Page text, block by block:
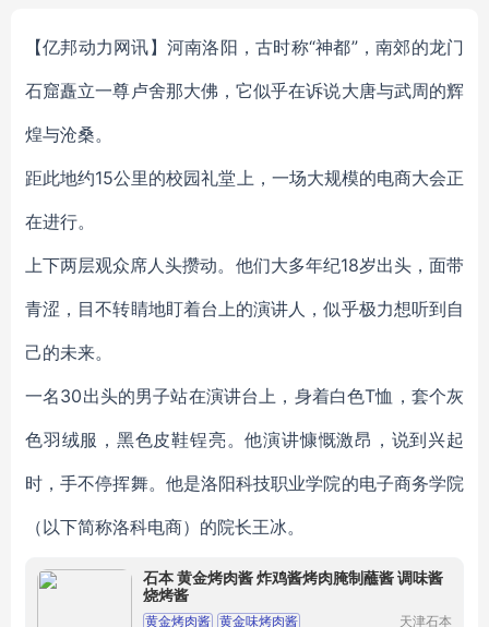
【亿邦动力网讯】河南洛阳，古时称“神都”，南郊的龙门
石窟矗立一尊卢舍那大佛，它似乎在诉说大唐与武周的辉
煌与沧桑。
距此地约15公里的校园礼堂上，一场大规模的电商大会正
在进行。
上下两层观众席人头攒动。他们大多年纪18岁出头，面带
青涩，目不转睛地盯着台上的演讲人，似乎极力想听到自
己的未来。
一名30出头的男子站在演讲台上，身着白色T恤，套个灰
色羽绒服，黑色皮鞋锃亮。他演讲慷慨激昂，说到兴起
时，手不停挥舞。他是洛阳科技职业学院的电子商务学院
（以下简称洛科电商）的院长王冰。
石本 黄金烤肉酱 炸鸡酱烤肉腌制蘸酱 调味酱
烧烤酱
黄金烤肉酱 黄金味烤肉酱
天津石本